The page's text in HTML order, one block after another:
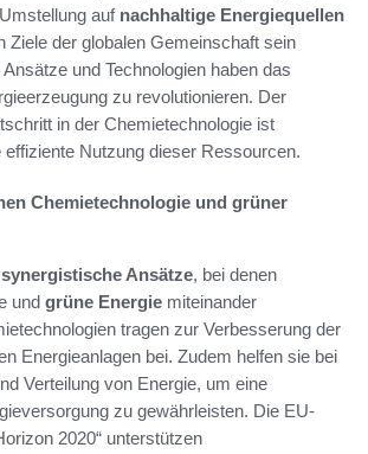
auf nachhaltige Energiequellen
Ziele der globalen Gemeinschaft sein
und Technologien haben das
zu revolutionieren. Der
in der Chemietechnologie ist
effiziente Nutzung dieser Ressourcen.
Chemietechnologie und grüner
synergistische Ansätze, bei denen
und grüne Energie miteinander
tragen zur Verbesserung der
Energieanlagen bei. Zudem helfen sie bei
Verteilung von Energie, um eine
zu gewährleisten. Die EU-
2020“ unterstützen